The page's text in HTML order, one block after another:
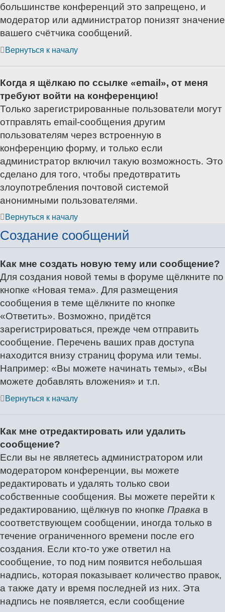
большинстве конференций это запрещено, и
модератор или администратор понизят значение
вашего счётчика сообщений.
Вернуться к началу
Когда я щёлкаю по ссылке «email», от меня
требуют войти на конференцию!
Только зарегистрированные пользователи могут
отправлять email-сообщения другим
пользователям через встроенную в
конференцию форму, и только если
администратор включил такую возможность. Это
сделано для того, чтобы предотвратить
злоупотребления почтовой системой
анонимными пользователями.
Вернуться к началу
Создание сообщений
Как мне создать новую тему или сообщение?
Для создания новой темы в форуме щёлкните по
кнопке «Новая тема». Для размещения
сообщения в теме щёлкните по кнопке
«Ответить». Возможно, придётся
зарегистрироваться, прежде чем отправить
сообщение. Перечень ваших прав доступа
находится внизу страниц форума или темы.
Например: «Вы можете начинать темы», «Вы
можете добавлять вложения» и т.п.
Вернуться к началу
Как мне отредактировать или удалить
сообщение?
Если вы не являетесь администратором или
модератором конференции, вы можете
редактировать и удалять только свои
собственные сообщения. Вы можете перейти к
редактированию, щёлкнув по кнопке Правка в
соответствующем сообщении, иногда только в
течение ограниченного времени после его
создания. Если кто-то уже ответил на
сообщение, то под ним появится небольшая
надпись, которая показывает количество правок,
а также дату и время последней из них. Эта
надпись не появляется, если сообщение